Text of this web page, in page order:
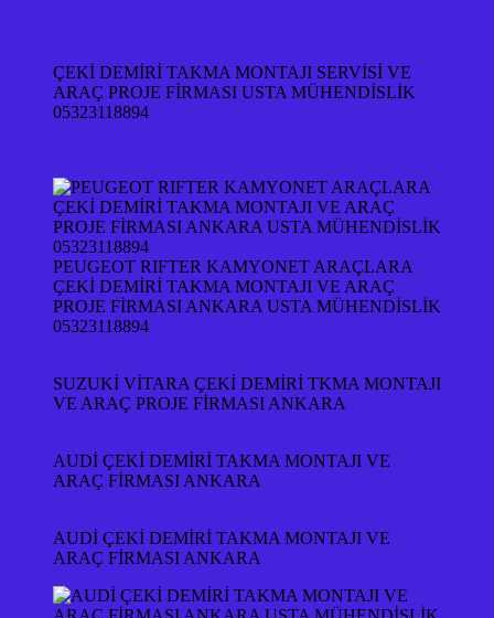
ÇEKİ DEMİRİ TAKMA MONTAJI SERVİSİ VE
ARAÇ PROJE FİRMASI USTA MÜHENDİSLİK
05323118894
PEUGEOT RIFTER KAMYONET ARAÇLARA
ÇEKİ DEMİRİ TAKMA MONTAJI VE ARAÇ
PROJE FİRMASI ANKARA USTA MÜHENDİSLİK
05323118894
SUZUKİ VİTARA ÇEKİ DEMİRİ TKMA MONTAJI
VE ARAÇ PROJE FİRMASI ANKARA
AUDİ ÇEKİ DEMİRİ TAKMA MONTAJI VE
ARAÇ FİRMASI ANKARA
AUDİ ÇEKİ DEMİRİ TAKMA MONTAJI VE
ARAÇ FİRMASI ANKARA